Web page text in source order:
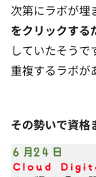
次第にラボが埋
をクリックする
していたそう
重複するラボが
その勢いで資格